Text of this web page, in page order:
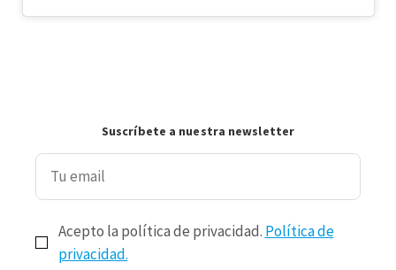
Suscríbete a nuestra newsletter
Acepto la política de privacidad. Política de
privacidad.